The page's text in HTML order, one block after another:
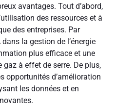
avantages. Tout d’abord,
des ressources et à
des entreprises. Par
la gestion de l’énergie
plus efficace et une
à effet de serre. De plus,
opportunités d’amélioration
les données et en